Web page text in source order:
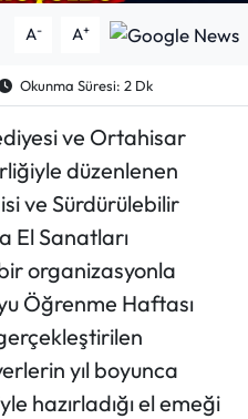
A- A+
Okunma Süresi: 2 Dk
ve Ortahisar
düzenlenen
ve Sürdürülebilir
El Sanatları
organizasyonla
Öğrenme Haftası
yıl boyunca
hazırladığı el emeği